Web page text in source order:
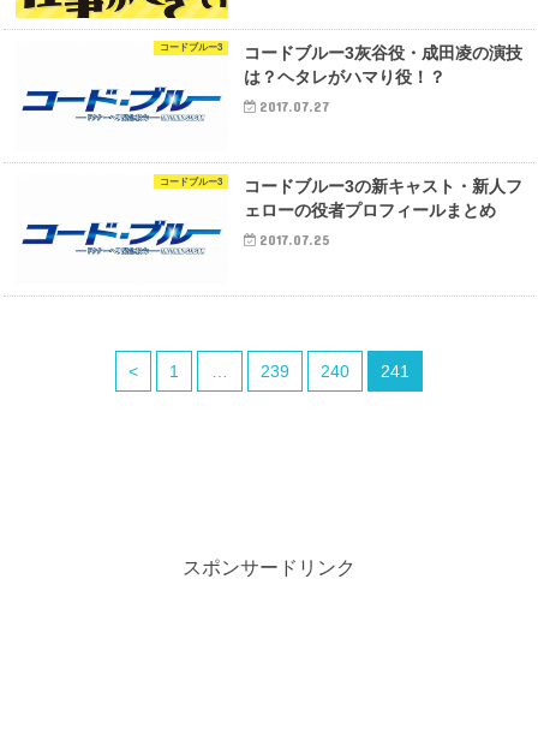
コードブルー3
コードブルー3灰谷役・成田凌の演技
は？ヘタレがハマり役！？
2017.07.27
コードブルー3
コードブルー3の新キャスト・新人フ
ェローの役者プロフィールまとめ
2017.07.25
< 1 … 239 240 241
スポンサードリンク